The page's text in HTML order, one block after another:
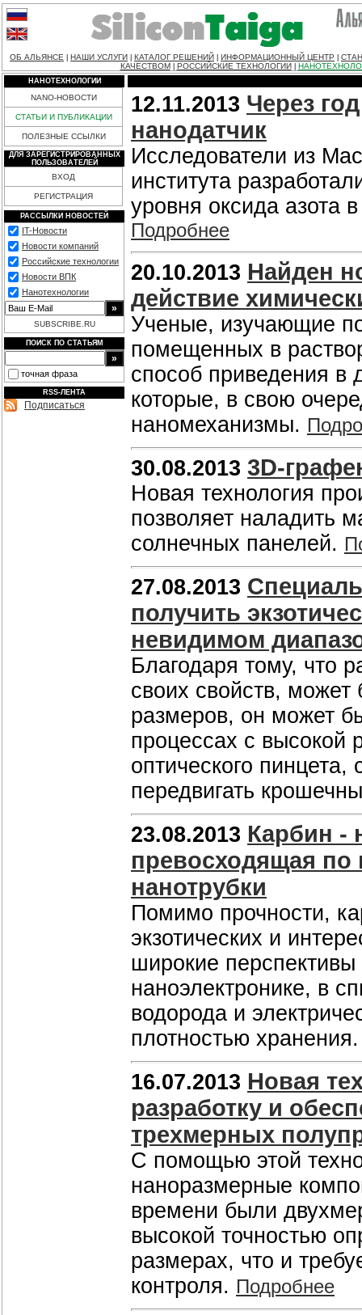
ОБ АЛЬЯНСЕ НАШИ УСЛУГИ КАТАЛОГ РЕШЕНИЙ ИНФОРМАЦИОННЫЙ ЦЕНТР
КАЧЕСТВОМ
РОССИЙСКИЕ ТЕХНОЛОГИИ
НАНОТЕХНОЛОГИИ
NANO-НОВОСТИ
СТАТЬИ И ПУБЛИКАЦИИ
ПОЛЕЗНЫЕ ССЫЛКИ
ДЛЯ ЗАРЕГИСТРИРОВАННЫХ
ПОЛЬЗОВАТЕЛЕЙ
ВХОД
РЕГИСТРАЦИЯ
РАССЫЛКИ НОВОСТЕЙ
IT-Новости
Новости компаний
Российские технологии
Новости ВПК
Нанотехнологии
SUBSCRIBE.RU
ПОИСК ПО СТАТЬЯМ
точная фраза
RSS-ЛЕНТА
Подписаться
12.11.2013 Через
нанодатчик
Исследователи из
института
уровня оксида азота
Подробнее
20.10.2013 Найден
действие
Ученые, изучающие
помещенных в
способ приведения в
которые, в свою
наномеханизмы.
30.08.2013 3D-
Новая технология
позволяет наладить
солнечных панелей.
27.08.2013
получить
невидимом
Благодаря тому, что
своих свойств,
размеров, он может
процессах с высокой
оптического пинцета,
передвигать
23.08.2013 Карбин -
превосходящая по
нанотрубки
Помимо прочности,
экзотических и
широкие перспективы
наноэлектронике, в
водорода и
плотностью
16.07.2013 Новая
разработку и
трехмерных
С помощью этой
наноразмерные
времени были
высокой точностью
размерах, что и
контроля. Подробнее